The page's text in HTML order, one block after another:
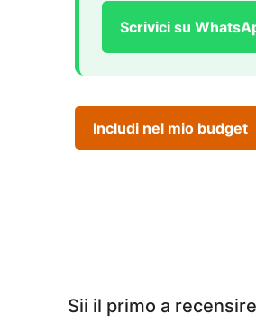
Scrivici su
Includi nel mio budget
Sii il primo a